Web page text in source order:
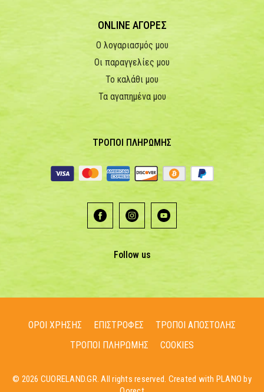
ONLINE ΑΓΟΡΕΣ
Ο λογαριασμός μου
Οι παραγγελίες μου
Το καλάθι μου
Τα αγαπημένα μου
ΤΡΟΠΟΙ ΠΛΗΡΩΜΗΣ
Follow us
ΟΡΟΙ ΧΡΗΣΗΣ ΕΠΙΣΤΡΟΦΕΣ
ΤΡΟΠΟΙ ΑΠΟΣΤΟΛΗΣ
ΤΡΟΠΟΙ ΠΛΗΡΩΜΗΣ
COOKIES
© 2026 CUORELAND.GR. All rights reserved. Created with PLANO by